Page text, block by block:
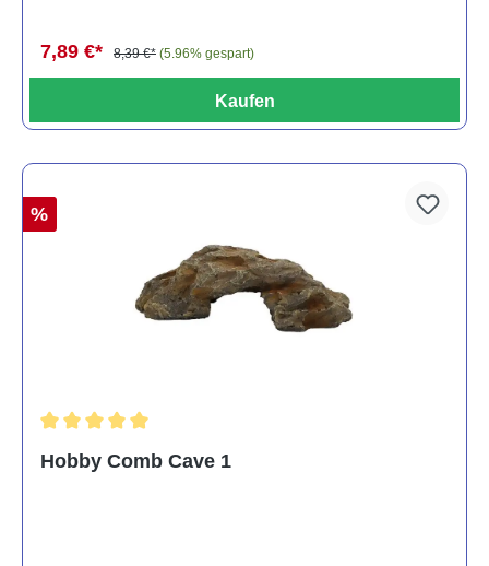
7,89 €* 8,39 €* (5.96% gespart)
Kaufen
%
Hobby Comb Cave 1